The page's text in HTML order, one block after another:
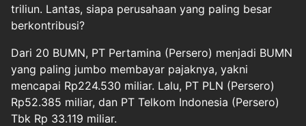
triliun. Lantas, siapa perusahaan yang paling besar
berkontribusi?
Dari 20 BUMN, PT Pertamina (Persero) menjadi BUMN
yang paling jumbo membayar pajaknya, yakni
mencapai Rp224.530 miliar. Lalu, PT PLN (Persero)
Rp52.385 miliar, dan PT Telkom Indonesia (Persero)
Tbk Rp 33.119 miliar.